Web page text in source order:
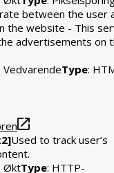
between the user
the website - This
advertisements on
VedvarendeType:
Used to track user’s
ØktType: HTTP-